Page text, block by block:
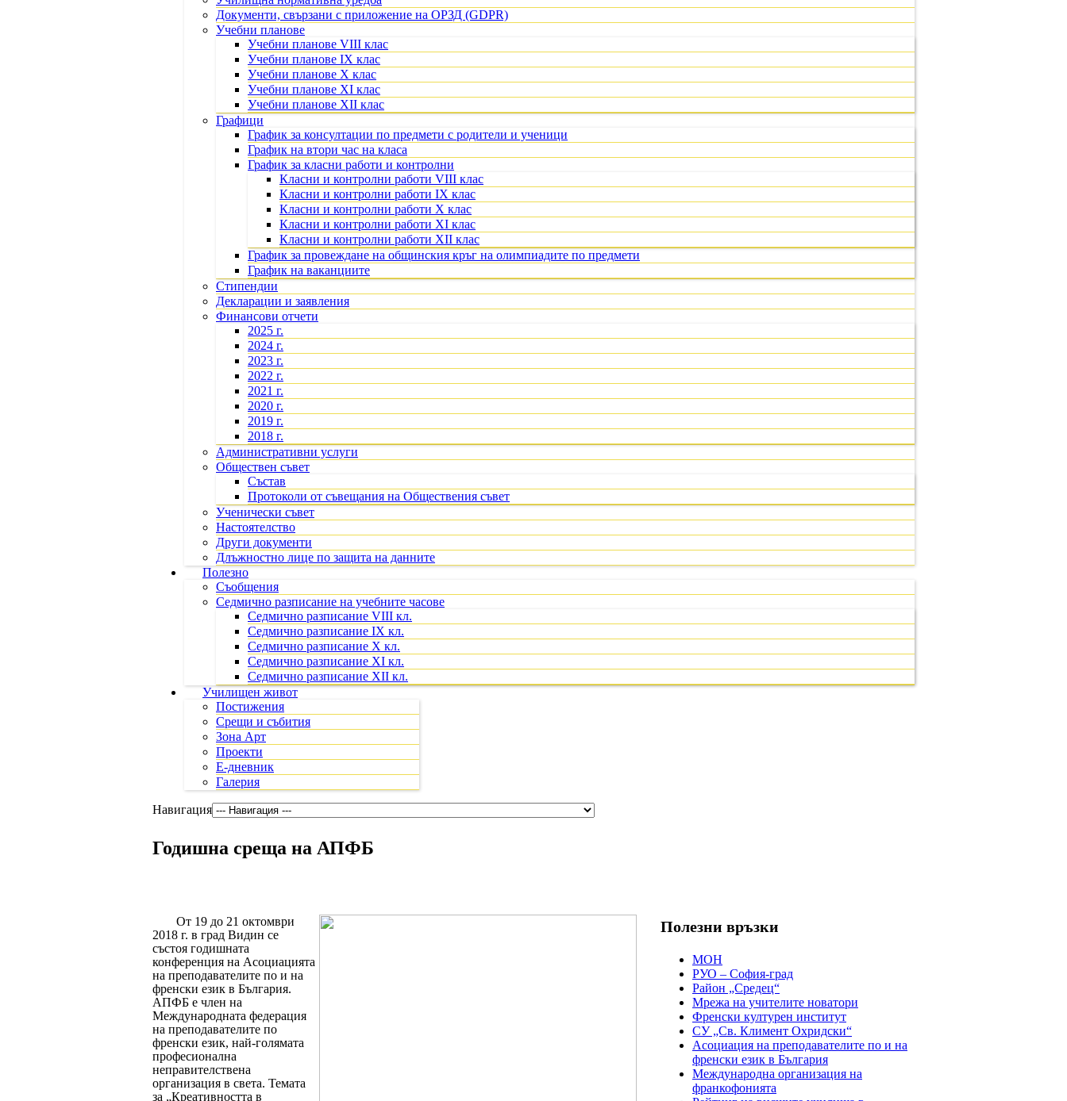
Документи, свързани с приложение на ОРЗД (GDPR)
Учебни планове
Учебни планове VIII клас
Учебни планове IX клас
Учебни планове X клас
Учебни планове XI клас
Учебни планове XII клас
Графици
График за консултации по предмети с родители и ученици
График на втори час на класа
График за класни работи и контролни
Класни и контролни работи VIII клас
Класни и контролни работи IX клас
Класни и контролни работи X клас
Класни и контролни работи XI клас
Класни и контролни работи XII клас
График за провеждане на общинския кръг на олимпиадите по предмети
График на ваканциите
Стипендии
Декларации и заявления
Финансови отчети
2025 г.
2024 г.
2023 г.
2022 г.
2021 г.
2020 г.
2019 г.
2018 г.
Административни услуги
Обществен съвет
Състав
Протоколи от съвещания на Обществения съвет
Ученически съвет
Настоятелство
Други документи
Длъжностно лице по защита на данните
Полезно
Съобщения
Седмично разписание на учебните часове
Седмично разписание VIII кл.
Седмично разписание IX кл.
Седмично разписание X кл.
Седмично разписание XI кл.
Седмично разписание XII кл.
Училищен живот
Постижения
Срещи и събития
Зона Арт
Проекти
Е-дневник
Галерия
Навигация
Годишна среща на АПФБ
От 19 до 21 октомври
2018 г. в град Видин се
състоя годишната
конференция на Асоциацията
на преподавателите по и на
френски език в България.
АПФБ е член на
Международната федерация
на преподавателите по
френски език, най-голямата
професионална
неправителствена
организация в света. Темата
за „Креативността в
Полезни връзки
МОН
РУО – София-град
Район „Средец“
Мрежа на учителите новатори
Френски културен институт
СУ „Св. Климент Охридски“
Асоциация на преподавателите по и на
френски език в България
Международна организация на
франкофонията